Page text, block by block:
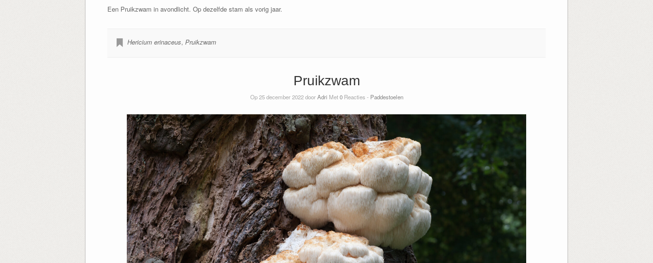
Een Pruikzwam in avondlicht. Op dezelfde stam als vorig jaar.
Hericium erinaceus, Pruikzwam
Pruikzwam
Op 25 december 2022 doorAdri Met0Reacties - Paddestoelen